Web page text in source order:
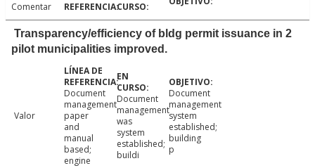
Comentar
Transparency/efficiency of bldg permit issuance in 2
pilot municipalities improved.
Valor
Document
management
paper
and
manual
based;
engine
Document
management
was
system
established;
buildi
Document
management
system
established;
building
p